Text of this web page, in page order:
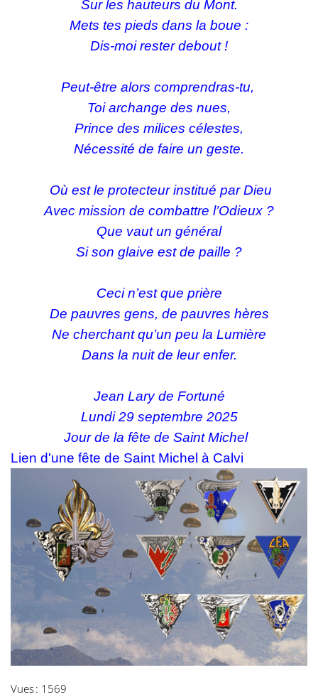
Sur les hauteurs du Mont.
Mets tes pieds dans la boue :
Dis-moi rester debout !
Peut-être alors comprendras-tu,
Toi archange des nues,
Prince des milices célestes,
Nécessité de faire un geste.
Où est le protecteur institué par Dieu
Avec mission de combattre l’Odieux ?
Que vaut un général
Si son glaive est de paille ?
Ceci n’est que prière
De pauvres gens, de pauvres hères
Ne cherchant qu’un peu la Lumière
Dans la nuit de leur enfer.
Jean Lary de Fortuné
Lundi 29 septembre 2025
Jour de la fête de Saint Michel
Lien d'une fête de Saint Michel à Calvi
Vues : 1569